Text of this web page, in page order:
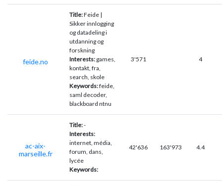
feide.no
Title:Feide |
Sikker innlogging
og datadeling i
utdanning og
forskning
Interests: games,
kontakt, fra,
search, skole
Keywords:feide,
saml decoder,
blackboard ntnu
3'571 4
ac-aix-
marseille.fr
Title:-
Interests:
internet, média,
forum, dans,
lycée
Keywords:
42'636 163'973 4.4